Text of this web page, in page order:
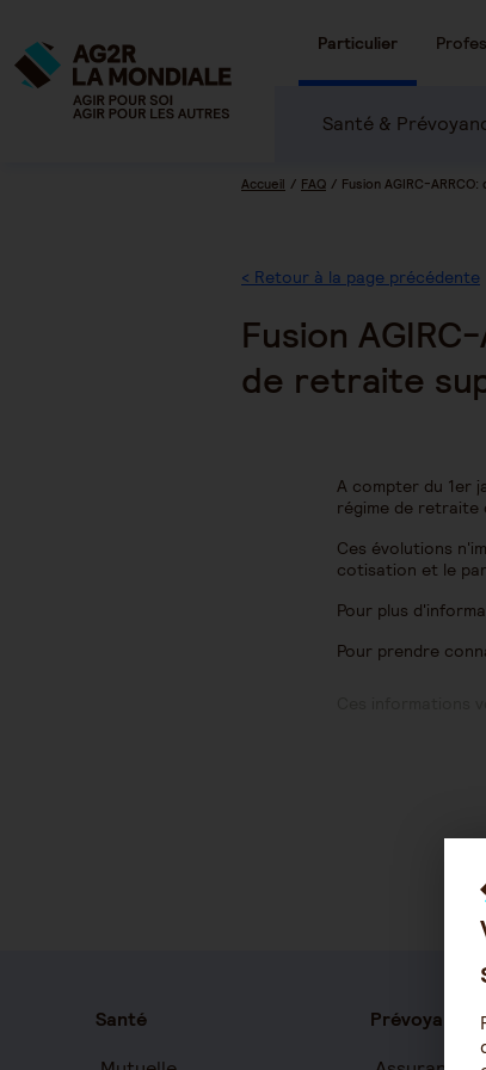
Particulier
Santé &
Accueil FAQ Fusion AGIRC-
< Retour à la page précédente
Fusion
de retraite
A compter du 1er
régime de retraite
Ces évolutions
cotisation et le
Pour plus
Pour prendre
Santé
Prévoyance